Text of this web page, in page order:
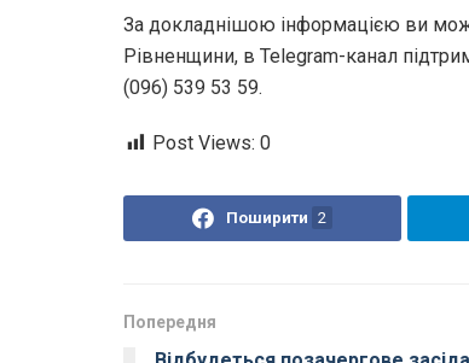
За докладнішою інформацією ви
Рівненщини, в Telegram-канал
(096) 539 53 59.
Post Views: 0
Поширити 2
Попередня